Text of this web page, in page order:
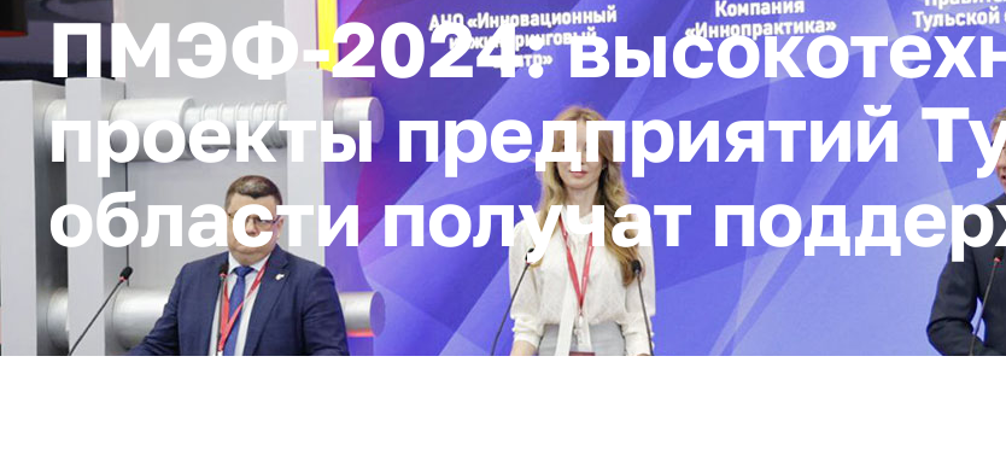
ПМЭФ-2024:
проекты предприятий
области получат